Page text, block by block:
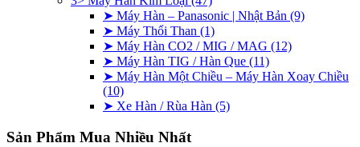
➤ Máy Hàn – Panasonic | Nhật Bản (9)
➤ Máy Thổi Than (1)
➤ Máy Hàn CO2 / MIG / MAG (12)
➤ Máy Hàn TIG / Hàn Que (11)
➤ Máy Hàn Một Chiều – Máy Hàn Xoay Chiều
(10)
➤ Xe Hàn / Rùa Hàn (5)
Sản Phẩm Mua Nhiều Nhất